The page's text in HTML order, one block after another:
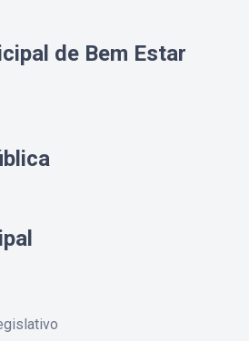
de Bem Estar